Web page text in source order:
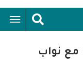
مع نواب